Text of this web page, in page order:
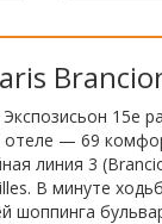
15e
— 69
линия 3
В минуте
шоппинга